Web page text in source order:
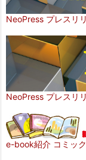
NeoPress プレスリ
NeoPress プレスリ
e-book紹介 コミッ